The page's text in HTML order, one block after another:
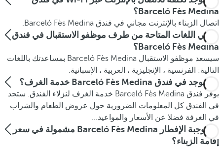
Barceló Fès Medina؟
اتصال الزبناء بالإنترنت مجاني في فندق Barceló Fès Medina.
ما هي اللغات المتاحة من طرف موظفو الاستقبال في فندق
Barceló Fès Medina؟
سيسعد موظفو الاستقبال Barceló Fès Medina بمساعدتك باللغات
التالية: الفرنسية ، الإنجليزية ، العربية ، الإسبانية.
هل يوجد في فندق Barceló Fès Medina خدمة الغرف؟
يوفر فندق Barceló Fès Medina خدمة الغرف لنزلاء الفندق. ستجد
في الفندق كل المعلومات الضرورية حول عروض الطعام والشراب
في الغرفة فضلا عن الأسعار والمواعيد...
هل وجبة الإفطار Barceló Fès Medina مشمولة في سعر
إقامة الزبناء؟